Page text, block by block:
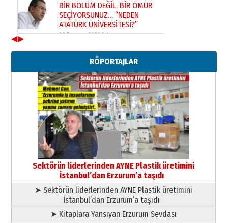
BİR BÖLÜM DEĞİL, BİR ÖMÜR
SEÇİYORSUNUZ… “NEDEN
ATATÜRK ÜNİVERSİTESİ?”
28 Temmuz 2026 Salı
Ahmed Yesevi’den bir Alperen…
”Reisimiz” idi… Hakka yürüdü.!
26 Mart 2026 Perşembe
Cem Bakırcı
Ardında bıraktığı hatıralarıyla
gönül adamı Faruk Terzioğlu!
13 Mayıs 2026 Çarşamba
Esat BİNDESEN
Başkan Sekmen’den Erzurum’a
bir vizyon proje daha!
02 Ağustos 2026 Pazar
◀▶
RÖPORTAJLAR
Sektörün liderlerinden AYNE Plastik üretimini
İstanbul’dan Erzurum’a taşıdı
➤ Sektörün liderlerinden AYNE Plastik üretimini
İstanbul’dan Erzurum’a taşıdı
➤ Kitaplara Yansıyan Erzurum Sevdası